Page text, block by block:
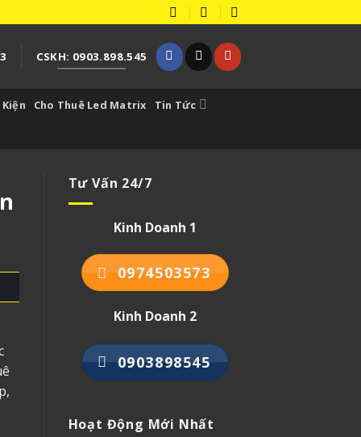
CSKH: 0903.898.545
Cho Thuê Led Matrix Tin Tức
Tư Vấn 24/7
Kinh Doanh 1
0974503573
Kinh Doanh 2
0903898545
Hoạt Động Mới Nhất